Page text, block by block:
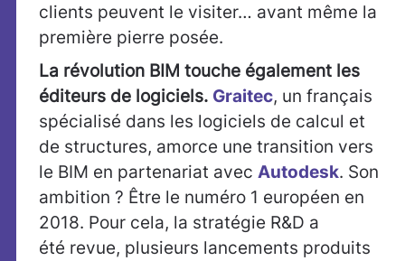
clients peuvent le visiter… avant même la
première pierre posée.
La révolution BIM touche également les
éditeurs de logiciels. Graitec, un français
spécialisé dans les logiciels de calcul et
de structures, amorce une transition vers
le BIM en partenariat avec Autodesk. Son
ambition ? Être le numéro 1 européen en
2018. Pour cela, la stratégie R&D a
été revue, plusieurs lancements produits